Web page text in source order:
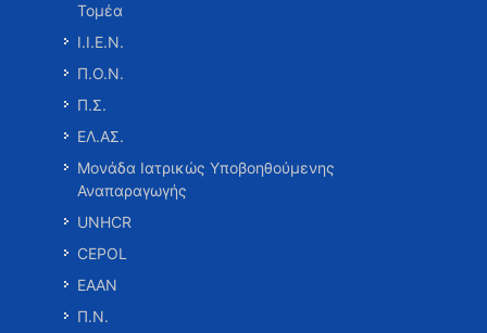
Τομέα
Ι.Ι.Ε.Ν.
Π.Ο.Ν.
Π.Σ.
ΕΛ.ΑΣ.
Μονάδα Ιατρικώς Υποβοηθούμενης
Αναπαραγωγής
UNHCR
CEPOL
ΕΑΑΝ
Π.Ν.